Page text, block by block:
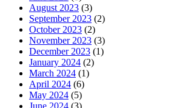
August 2023 (3)
September 2023 (2)
October 2023 (2)
November 2023 (3)
December 2023 (1)
January 2024 (2)
March 2024 (1)
April 2024 (6)
May 2024 (5)
June 2024 (3)